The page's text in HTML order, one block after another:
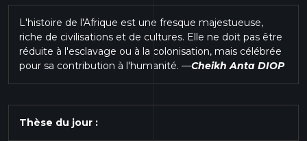
L'histoire de l'Afrique est une fresque majestueuse,
riche de civilisations et de cultures. Elle ne doit pas être
réduite à l'esclavage ou à la colonisation, mais célébrée
pour sa contribution à l'humanité. —Cheikh Anta DIOP
Thèse du jour :